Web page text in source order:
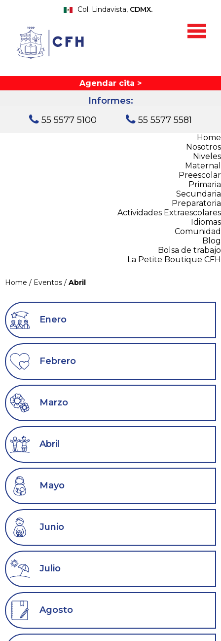
Col. Lindavista, CDMX.
Agendar cita >
Informes:
55 5577 5100
55 5577 5581
Home
Nosotros
Niveles
Maternal
Preescolar
Primaria
Secundaria
Preparatoria
Actividades Extraescolares
Idiomas
Comunidad
Blog
Bolsa de trabajo
La Petite Boutique CFH
Home / Eventos / Abril
Enero
Febrero
Marzo
Abril
Mayo
Junio
Julio
Agosto